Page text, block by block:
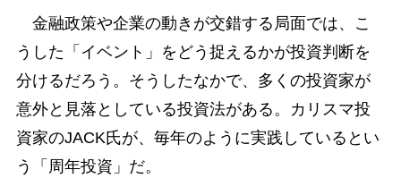
金融政策や企業の動きが交錯する局面では、こ
うした「イベント」をどう捉えるかが投資判断を
分けるだろう。そうしたなかで、多くの投資家が
意外と見落としている投資法がある。カリスマ投
資家のJACK氏が、毎年のように実践しているとい
う「周年投資」だ。